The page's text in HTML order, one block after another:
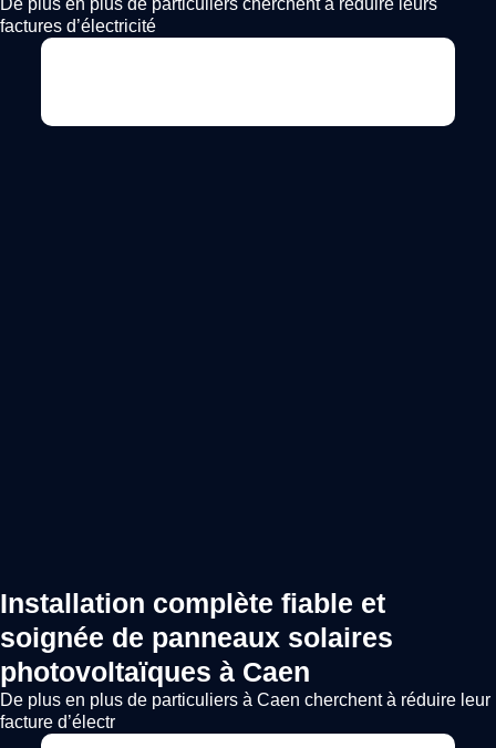
De plus en plus de particuliers cherchent à réduire leurs
factures d’électricité
Installation complète fiable et
soignée de panneaux solaires
photovoltaïques à Caen
De plus en plus de particuliers à Caen cherchent à réduire leur
facture d’électr